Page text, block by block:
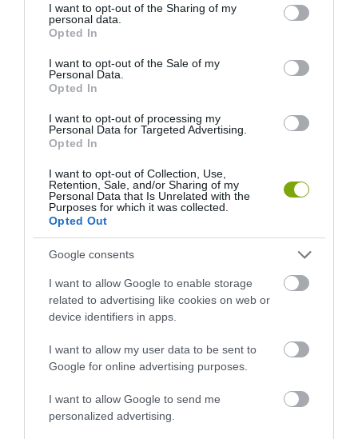
not limited to your visit or usage behaviour. You may click to
grant or deny consent to Google and its third-party tags to
use your data for below specified purposes in below Google
consent section.
I want to opt-out of the Sharing of my
personal data.
Opted In
I want to opt-out of the Sale of my
Personal Data.
Opted In
I want to opt-out of processing my
Personal Data for Targeted Advertising.
Opted In
I want to opt-out of Collection, Use,
Retention, Sale, and/or Sharing of my
Personal Data that Is Unrelated with the
Purposes for which it was collected.
Opted Out
Google consents
I want to allow Google to enable storage
related to advertising like cookies on web or
device identifiers in apps.
I want to allow my user data to be sent to
Google for online advertising purposes.
I want to allow Google to send me
personalized advertising.
HASONLÓ ÉRDEKESSÉGEK
KIRÁNDULÁS A
ARBORÉTUMBA
2026-08-04
TALÁLKOZÁSA
2026-08-04